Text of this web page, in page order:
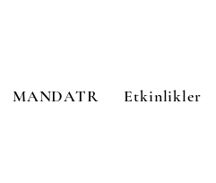
MANDATR
Etkinlikler